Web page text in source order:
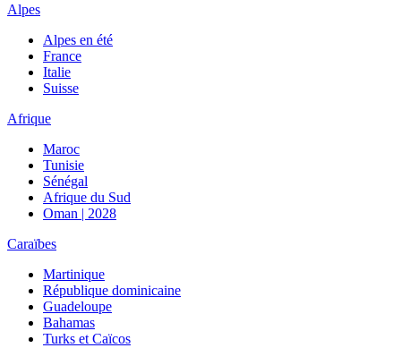
Alpes
Alpes en été
France
Italie
Suisse
Afrique
Maroc
Tunisie
Sénégal
Afrique du Sud
Oman | 2028
Caraïbes
Martinique
République dominicaine
Guadeloupe
Bahamas
Turks et Caïcos